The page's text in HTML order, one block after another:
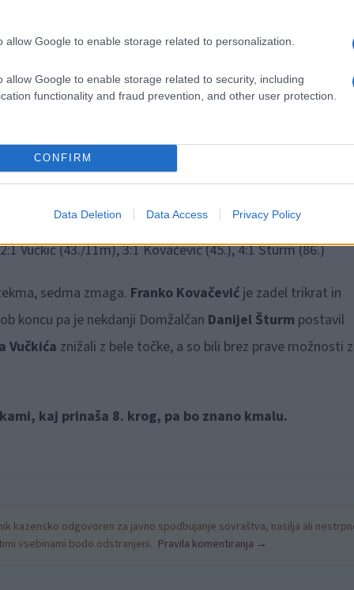
allow Google to enable storage related to personalization.
allow Google to enable storage related to security, including
functionality and fraud prevention, and other user protection.
CONFIRM
Data Deletion Data Access Privacy Policy
srečanjih.Benjamin Tettehje pred tem zapravil
Vučkić (43./11m), 3:1 Kovačević (45.), 4:1 Šturm (86.)
sedma zmaga. Franko Kovačevićje zadel trikrat in
koncu pa je nekdanji Domžalčan Danijel Šturm postavil
Vučkića znižali z bele točke, a so bili brez prave možnosti
kaj prinaša 8. krog, pa bo znano kmalu.
kazensko odgovoren za javno spodbujanje sovraštva, nasilja ali
vsebinami bodo odstranjeni. Pravila komentiranja →